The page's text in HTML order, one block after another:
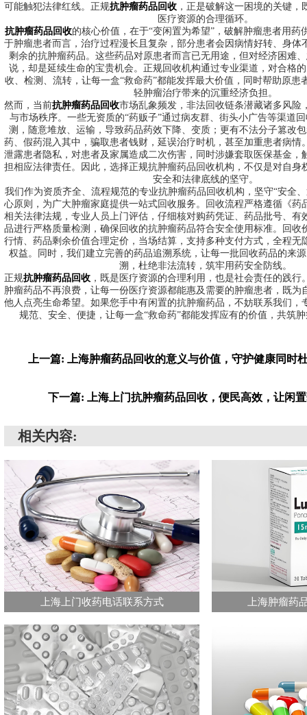
可能触犯法律红线。正规抗肿瘤药品回收 ，正是破解这一困境的关键
医疗资源的合理循环。
抗肿瘤药品回收的核心价值，在于“变闲置为希望”，破解肿瘤患者用药
于肿瘤患者而言，治疗过程漫长且复杂，部分患者会因病情好转、身体
剩余的抗肿瘤药品。这些药品对原患者而言已无用途，但对经济困难
说，却是延续生命的宝贵机会。正规回收机构通过专业渠道，对合格
收、检测、流转，让每一盒“救命药”都能发挥最大价值，同时帮助原患
轻肿瘤治疗带来的沉重经济负担。
然而，当前抗肿瘤药品回收市场乱象频发，非法回收链条潜藏诸多风险
与市场秩序。一些无资质的“药贩子”通过病友群、街头小广告等渠道
测，随意堆放、运输，导致药品药效下降、变质；更有不法分子篡改
药、假药混入其中，骗取患者钱财，延误治疗时机，甚至加重患者病情
泄露患者隐私，对患者及家属造成二次伤害，同时涉嫌套取医保基金，
担相应法律责任。因此，选择正规抗肿瘤药品回收机构，不仅是对自身
安全和法律底线的坚守。
我们作为资质齐全、流程规范的专业抗肿瘤药品回收机构，坚守“安全
心原则，为广大肿瘤家庭提供一站式回收服务。回收流程严格遵循《药
相关法律法规，专业人员上门评估，仔细核对购药凭证、药品批号、有
品进行严格质量检测，确保回收的抗肿瘤药品符合安全使用标准。回收
行情、药品剩余价值合理定价，当场结算，支持多种支付方式，全程无
权益。同时，我们建立完善的药品追溯系统，让每一批回收药品的来
溯，杜绝非法流转，筑牢用药安全防线。
正规抗肿瘤药品回收 ，既是医疗资源的合理利用，也是社会责任的践行
肿瘤药品不再浪费，让每一份医疗资源都能惠及需要的肿瘤患者，既为
他人点亮生命希望。如果您手中有闲置的抗肿瘤药品，不妨联系我们，
规范、安全、便捷，让每一盒“救命药”都能发挥应有的价值，共筑
上一篇: 上海肿瘤药品回收的意义与价值，守护健康同时
下一篇: 上海上门抗肿瘤药品回收，便民高效，让闲
相关内容:
上海上门收药电话联系方式 上海肿瘤药